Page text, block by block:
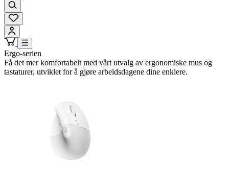
Ergo-serien
Få det mer komfortabelt med vårt utvalg av ergonomiske mus og
tastaturer, utviklet for å gjøre arbeidsdagene dine enklere.